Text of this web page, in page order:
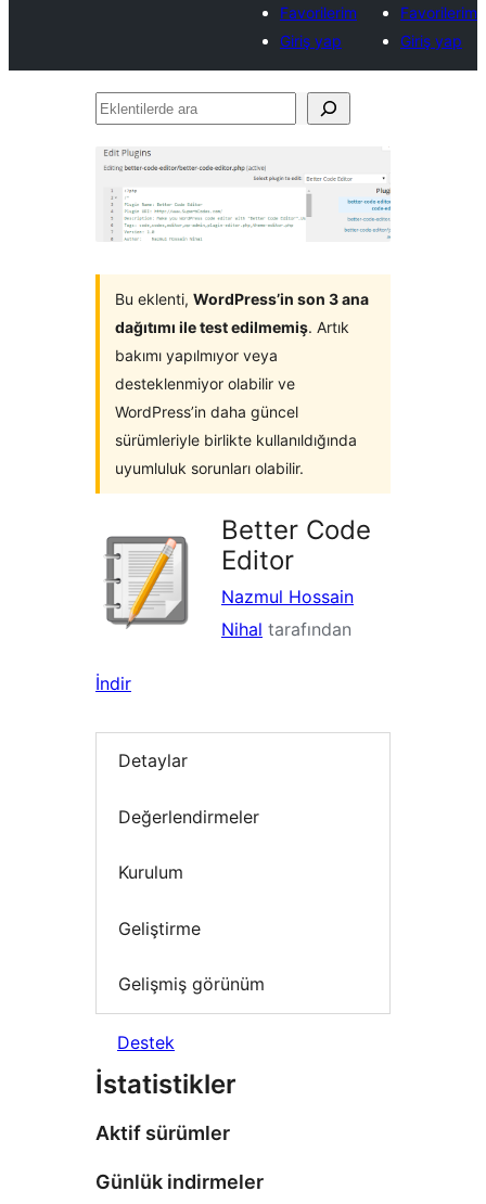
Favorilerim
Giriş yap
Favorilerim
Giriş yap
Eklentilerde
Bu eklenti, WordPress’in son 3 ana
dağıtımı ile test edilmemiş. Artık
bakımı yapılmıyor veya
desteklenmiyor olabilir ve
WordPress’in daha güncel
sürümleriyle birlikte kullanıldığında
uyumluluk sorunları olabilir.
Better Code
Editor
Nazmul Hossain
Nihal tarafından
İndir
Detaylar
Değerlendirmeler
Kurulum
Geliştirme
Gelişmiş görünüm
Destek
İstatistikler
Aktif sürümler
Günlük indirmeler